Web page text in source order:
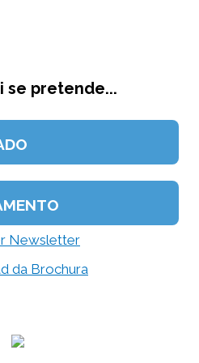
se pretende...
Newsletter
da Brochura